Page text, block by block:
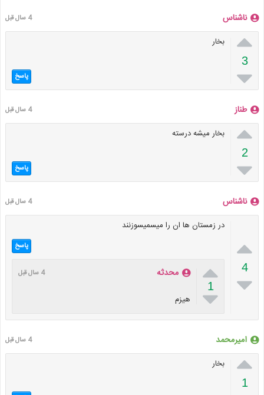
ناشناس 4 سال قبل

3

بخار
پاسخ
طناز 4 سال قبل

2

بخار میشه درسته
پاسخ
ناشناس 4 سال قبل

4

در زمستان ها ان را میسمیسوزنند
پاسخ

1

محدثه 4 سال قبل
هیزم
امیرمحمد 4 سال قبل

1
بخار